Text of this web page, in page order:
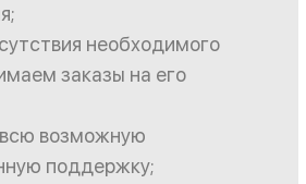
необходимого
заказы на его
возможную
поддержку;